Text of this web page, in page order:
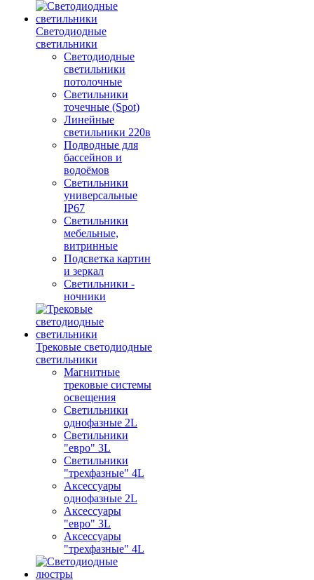
Светодиодные
светильники
Светодиодные
светильники
потолочные
Светильники
точечные (Spot)
Линейные
светильники 220в
Подводные для
бассейнов и
водоёмов
Светильники
универсальные
IP67
Светильники
мебельные,
витринные
Подсветка картин
и зеркал
Светильники -
ночники
Трековые светодиодные
светильники
Магнитные
трековые системы
освещения
Светильники
однофазные 2L
Светильники
"евро" 3L
Светильники
"трехфазные" 4L
Аксессуары
однофазные 2L
Аксессуары
"евро" 3L
Аксессуары
"трехфазные" 4L